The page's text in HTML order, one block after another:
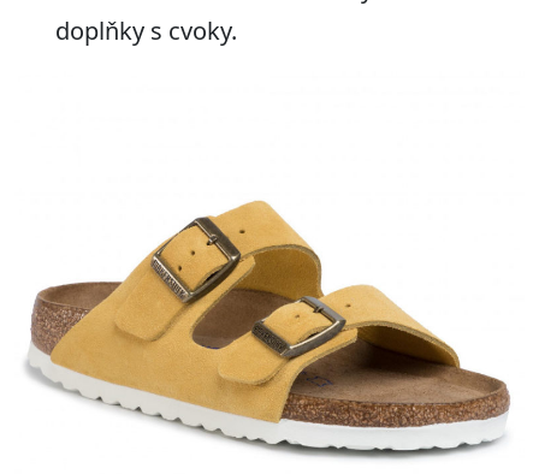
doplňky s cvoky.